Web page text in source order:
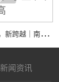
新
环境，新产能，新跨越｜南京全控祝大家马年行大运，事业节节高
新闻资讯